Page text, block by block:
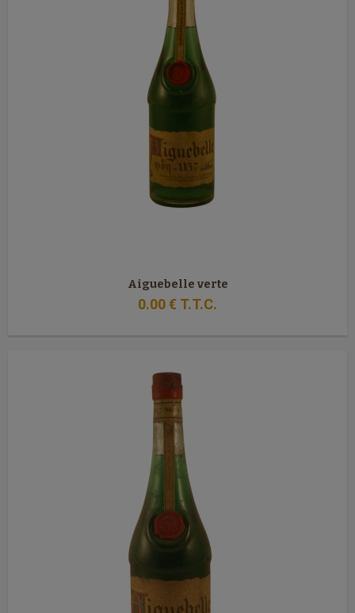
Aiguebelle verte
0.00€ T.T.C.